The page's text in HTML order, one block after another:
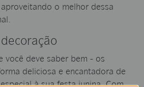
o melhor dessa
você deve saber bem - os
deliciosa e encantadora de
à sua festa junina. Com